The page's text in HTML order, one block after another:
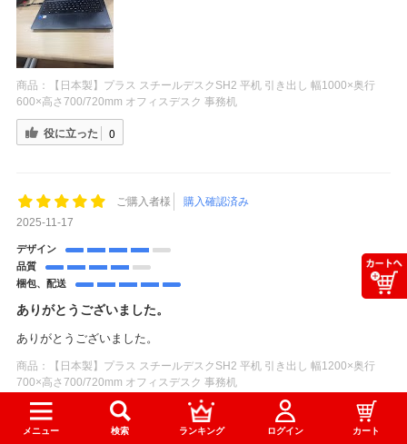
商品：
【日本製】プラス スチールデスクSH2 平机 引き出し 幅1000×奥行
600×高さ700/720mm オフィスデスク 事務机
役に立った 0
ご購入者様
購入確認済み
2025-11-17
デザイン
品質
梱包、配送
ありがとうございました。
ありがとうございました。
商品：
【日本製】プラス スチールデスクSH2 平机 引き出し 幅1200×奥行
700×高さ700/720mm オフィスデスク 事務机
役に立った 0
メニュー 検索 ランキング ログイン カート